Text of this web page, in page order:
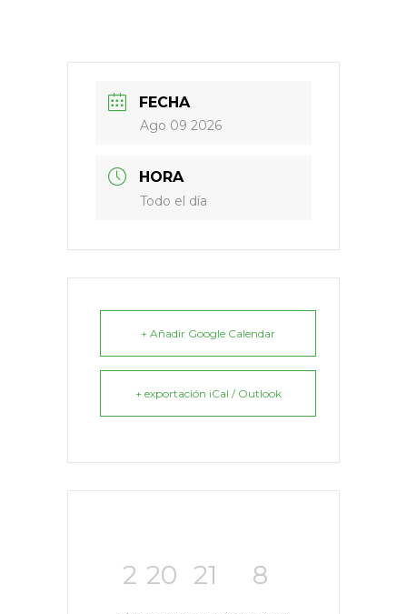
FECHA
Ago 09 2026
HORA
Todo el día
+ Añadir Google Calendar
+ exportación iCal / Outlook
2 20 21 8